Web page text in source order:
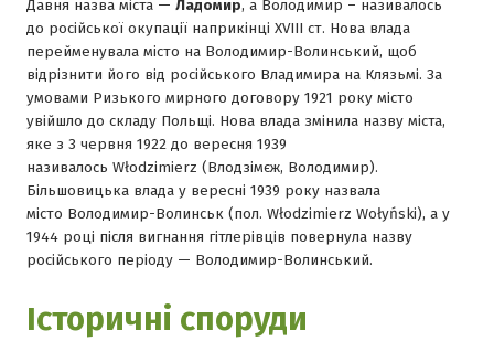
Давня назва міста — Ладомир, а Володимир – називалось
до російської окупації наприкінці XVIII ст. Нова влада
перейменувала місто на Володимир-Волинський, щоб
відрізнити його від російського Владимира на Клязьмі. За
умовами Ризького мирного договору 1921 року місто
увійшло до складу Польщі. Нова влада змінила назву міста,
яке з 3 червня 1922 до вересня 1939
називалось Włodzimierz (Влодзімєж, Володимир).
Більшовицька влада у вересні 1939 року назвала
місто Володимир-Волинськ (пол. Włodzimierz Wołyński), а у
1944 році після вигнання гітлерівців повернула назву
російського періоду — Володимир-Волинський.
Історичні споруди